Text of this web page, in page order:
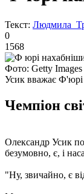
Текст: Людмила
0
1568
Фото: Getty Images
Усик вважає
Чемпіон
Олександр Усик
безумовно, є, і
"Ну, звичайно, є